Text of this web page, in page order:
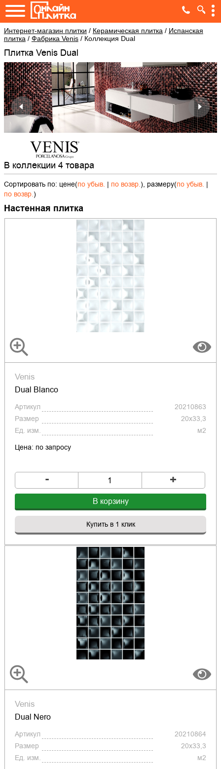
Интернет-магазин плитки / Керамическая плитка / Испанская
плитка / Фабрика Venis/ Коллекция Dual
Плитка Venis Dual
В коллекции 4 товара
Сортировать по: цене(по убыв. | по возвр.), размеру(по убыв. |
по возвр.)
Настенная плитка
Venis
Dual Blanco
Артикул
20210863
Размер
20x33,3
Ед. изм.
м2
Цена: по запросу
- +
В корзину
Купить в 1 клик
Venis
Dual Nero
Артикул
20210864
Размер
20x33,3
Ед. изм.
м2